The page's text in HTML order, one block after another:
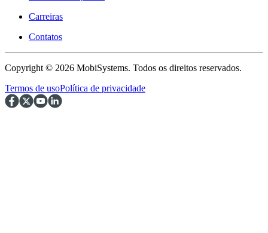
Carreiras
Contatos
Copyright © 2026 MobiSystems. Todos os direitos reservados.
Termos de usoPolítica de privacidade